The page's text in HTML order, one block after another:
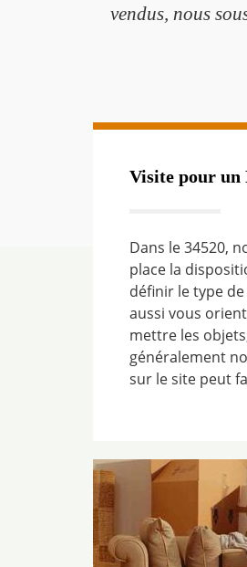
vendus, nous
Visite pour un
Dans le 34520,
place la
définir le type
aussi vous
mettre les
généralement
sur le site peut